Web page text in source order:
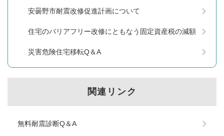
安曇野市耐震改修促進計画について
住宅のバリアフリー改修にともなう固定資産税の減額
災害危険住宅移転Q＆A
関連リンク
無料耐震診断Q＆A